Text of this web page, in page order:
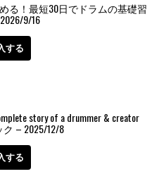
る！最短30日でドラムの基礎習
9/16
する
story of a drummer & creator
ク – 2025/12/8
する